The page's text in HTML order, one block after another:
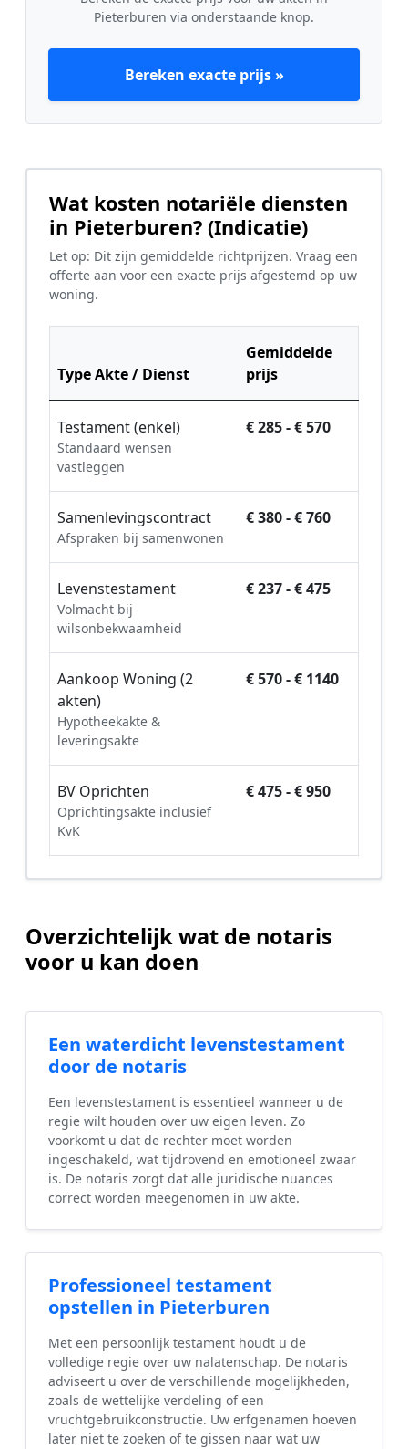
Pieterburen via onderstaande knop.
Bereken exacte prijs »
Wat kosten notariële diensten
in Pieterburen? (Indicatie)
Let op: Dit zijn gemiddelde richtprijzen. Vraag een
offerte aan voor een exacte prijs afgestemd op uw
woning.
Type Akte / Dienst
Gemiddelde
prijs
Testament (enkel)
Standaard wensen
vastleggen
€ 285 - € 570
Samenlevingscontract
Afspraken bij samenwonen
€ 380 - € 760
Levenstestament
Volmacht bij
wilsonbekwaamheid
€ 237 - € 475
Aankoop Woning (2
akten)
Hypotheekakte &
leveringsakte
€ 570 - € 1140
BV Oprichten
Oprichtingsakte inclusief
KvK
€ 475 - € 950
Overzichtelijk wat de notaris
voor u kan doen
Een waterdicht levenstestament
door de notaris
Een levenstestament is essentieel wanneer u de
regie wilt houden over uw eigen leven. Zo
voorkomt u dat de rechter moet worden
ingeschakeld, wat tijdrovend en emotioneel zwaar
is. De notaris zorgt dat alle juridische nuances
correct worden meegenomen in uw akte.
Professioneel testament
opstellen in Pieterburen
Met een persoonlijk testament houdt u de
volledige regie over uw nalatenschap. De notaris
adviseert u over de verschillende mogelijkheden,
zoals de wettelijke verdeling of een
vruchtgebruikconstructie. Uw erfgenamen hoeven
later niet te zoeken of te gissen naar wat uw